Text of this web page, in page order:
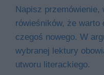
Napisz
rówieśników, że warto
czegoś nowego. W
wybranej lektury
utworu literackiego.